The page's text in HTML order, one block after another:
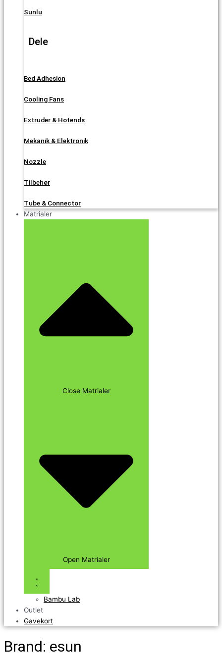
Sunlu
Dele
Bed Adhesion
Cooling Fans
Extruder & Hotends
Mekanik & Elektronik
Nozzle
Tilbehør
Tube & Connector
Matrialer
Close Matrialer
Open Matrialer
Bambu Lab
Outlet
Gavekort
Brand: esun